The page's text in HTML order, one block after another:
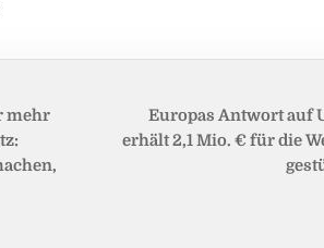
Europas Antwort auf
erhält 2,1 Mio. € für die
mehr